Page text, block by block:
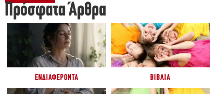
Πρόσφατα Άρθρα
ΕΝΔΙΑΦΈΡΟΝΤΑ ΒΙΒΛΊΑ